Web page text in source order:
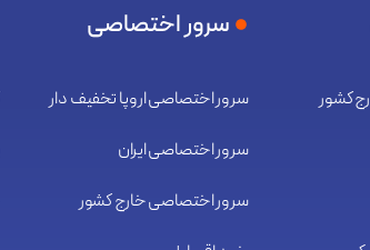
کشور
سرور اختصاصی
سرور اختصاصی اروپا تخفیف دار
سرور اختصاصی ایران
سرور اختصاصی خارج کشور